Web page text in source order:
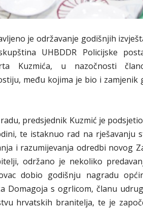
je održavanje godišnjih
UHBDDR Policijske
Kuzmića, u nazočnosti
među kojima je bio i zamjenik
predsjednik Kuzmić je
te istaknuo rad na rješavanju
i razumijevanja odredbi novog
održano je nekoliko
dobio godišnju nagradu
Domagoja s ogrlicom, članu
hrvatskih branitelja, te je